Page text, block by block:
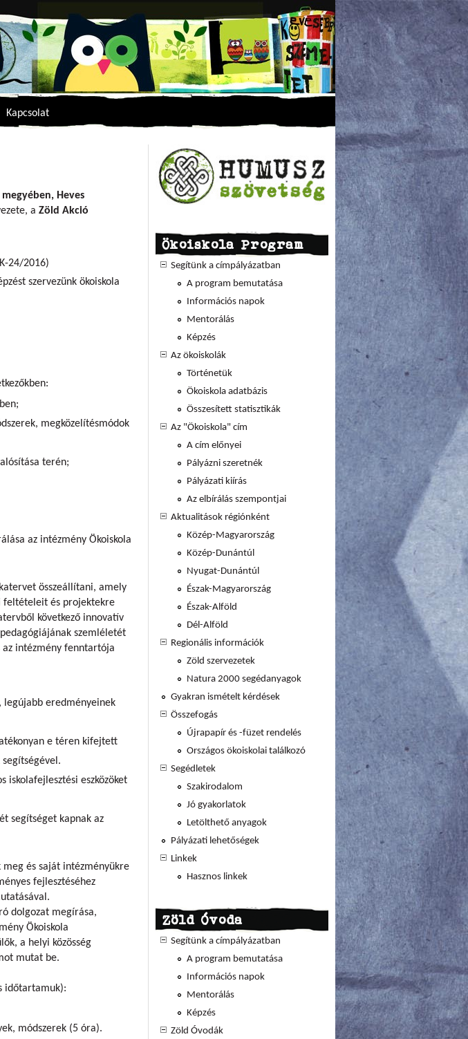
Kapcsolat
Heves
a Zöld Akció
24/2016)
szervezünk ökoiskola
megközelítésmódok
terén;
az intézmény Ökoiskola
összeállítani, amely
feltételeit és projektekre
következő innovatív
szemléletét
az intézmény fenntartója
legújabb eredményeinek
e téren kifejtett
iskolafejlesztési eszközöket
segítséget kapnak az
és saját intézményükre
fejlesztéséhez
dolgozat megírása,
Ökoiskola
a helyi közösség
mutat be.
időtartamuk):
módszerek (5 óra).
Ökoiskola Program
Segítünk a címpályázatban
A program bemutatása
Információs napok
Mentorálás
Képzés
Az ökoiskolák
Történetük
Ökoiskola adatbázis
Összesített statisztikák
Az "Ökoiskola" cím
A cím előnyei
Pályázni szeretnék
Pályázati kiírás
Az elbírálás szempontjai
Aktualitások régiónként
Közép-Magyarország
Közép-Dunántúl
Nyugat-Dunántúl
Észak-Magyarország
Észak-Alföld
Dél-Alföld
Regionális információk
Zöld szervezetek
Natura 2000 segédanyagok
Gyakran ismételt kérdések
Összefogás
Újrapapír és -füzet rendelés
Országos ökoiskolai találkozó
Segédletek
Szakirodalom
Jó gyakorlatok
Letölthető anyagok
Pályázati lehetőségek
Linkek
Hasznos linkek
Zöld Óvoda
Segítünk a címpályázatban
A program bemutatása
Információs napok
Mentorálás
Képzés
Zöld Óvodák